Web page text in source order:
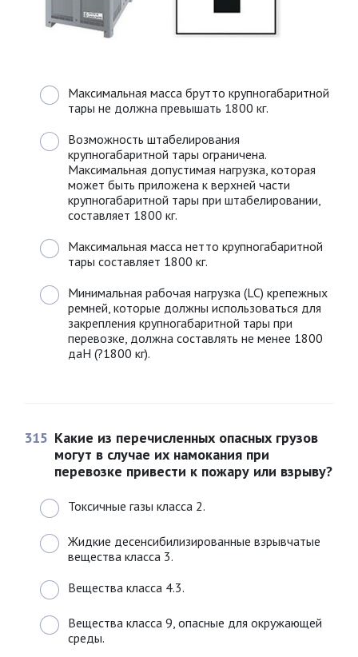
Максимальная масса брутто крупногабаритной
тары не должна превышать 1800 кг.
Возможность штабелирования
крупногабаритной тары ограничена.
Максимальная допустимая нагрузка, которая
может быть приложена к верхней части
крупногабаритной тары при штабелировании,
составляет 1800 кг.
Максимальная масса нетто крупногабаритной
тары составляет 1800 кг.
Минимальная рабочая нагрузка (LC) крепежных
ремней, которые должны использоваться для
закрепления крупногабаритной тары при
перевозке, должна составлять не менее 1800
даН (?1800 кг).
315 Какие из перечисленных опасных грузов
могут в случае их намокания при
перевозке привести к пожару или взрыву?
Токсичные газы класса 2.
Жидкие десенсибилизированные взрывчатые
вещества класса 3.
Вещества класса 4.3.
Вещества класса 9, опасные для окружающей
среды.